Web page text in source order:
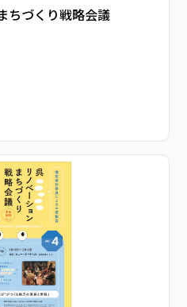
ちづくり戦略会議